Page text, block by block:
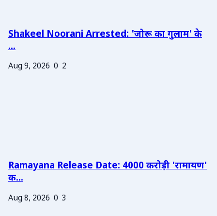
Shakeel Noorani Arrested: 'जोरू का गुलाम' के
...
Aug 9, 2026 0 2
Ramayana Release Date: 4000 करोड़ी 'रामायण'
क...
Aug 8, 2026 0 3